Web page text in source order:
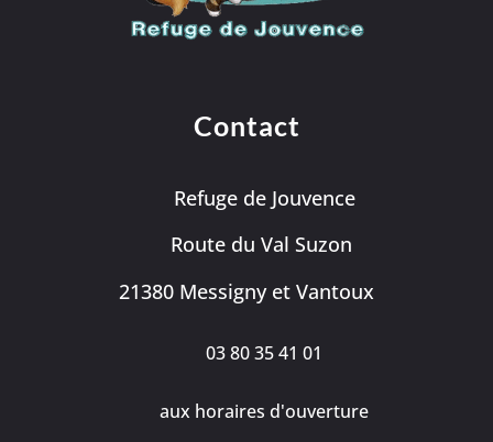
Contact
Refuge de Jouvence
Route du Val Suzon
21380 Messigny et Vantoux
03 80 35 41 01
aux horaires d'ouverture